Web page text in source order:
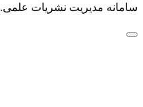
سامانه مدیریت نشریات علمی.